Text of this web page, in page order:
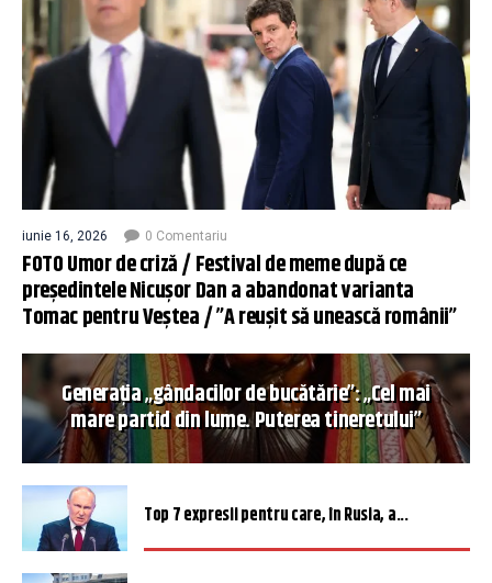
iunie 16, 2026 0 Comentariu
FOTO Umor de criză / Festival de meme după ce
președintele Nicușor Dan a abandonat varianta
Tomac pentru Veștea / ”A reușit să unească românii”
Generația „gândacilor de bucătărie”: „Cel mai
mare partid din lume. Puterea tineretului”
Top 7 expresii pentru care, în Rusia, a...